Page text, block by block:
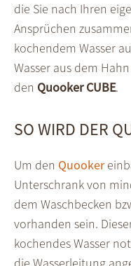
die Sie nach Ihren
Ansprüchen
kochendem Wasser
Wasser aus dem
den Quooker CUBE.
SO WIRD DER
Um den Quooker
Unterschrank von
dem Waschbecken
vorhanden sein.
kochendes Wasser
die Wasserleitung